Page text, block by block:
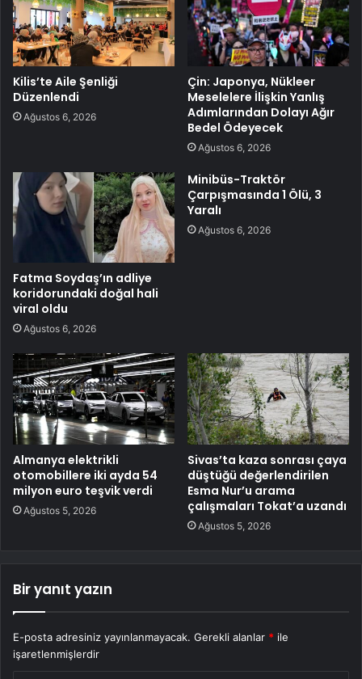
Kilis’te Aile Şenliği
Düzenlendi
Ağustos 6, 2026
Çin: Japonya, Nükleer
Meselelere İlişkin Yanlış
Adımlarından Dolayı Ağır
Bedel Ödeyecek
Ağustos 6, 2026
Fatma Soydaş’ın adliye
koridorundaki doğal hali
viral oldu
Ağustos 6, 2026
Minibüs-Traktör
Çarpışmasında 1 Ölü, 3
Yaralı
Ağustos 6, 2026
Almanya elektrikli
otomobillere iki ayda 54
milyon euro teşvik verdi
Ağustos 5, 2026
Sivas’ta kaza sonrası çaya
düştüğü değerlendirilen
Esma Nur’u arama
çalışmaları Tokat’a uzandı
Ağustos 5, 2026
Bir yanıt yazın
E-posta adresiniz yayınlanmayacak. Gerekli alanlar * ile
işaretlenmişlerdir